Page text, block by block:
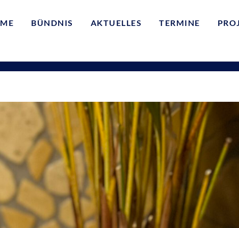
BÜNDNIS AKTUELLES TERMINE